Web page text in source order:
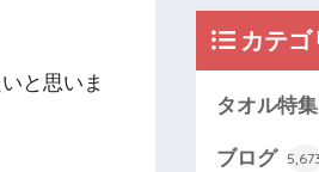
と思いま
カテゴ
タオル特集
ブログ